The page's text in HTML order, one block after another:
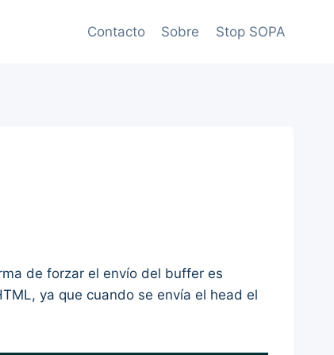
Contacto Sobre Stop SOPA
de forzar el envío del buffer es
ya que cuando se envía el head el